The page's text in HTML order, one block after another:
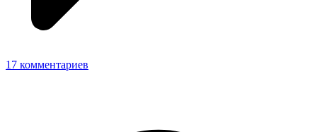
17 комментариев